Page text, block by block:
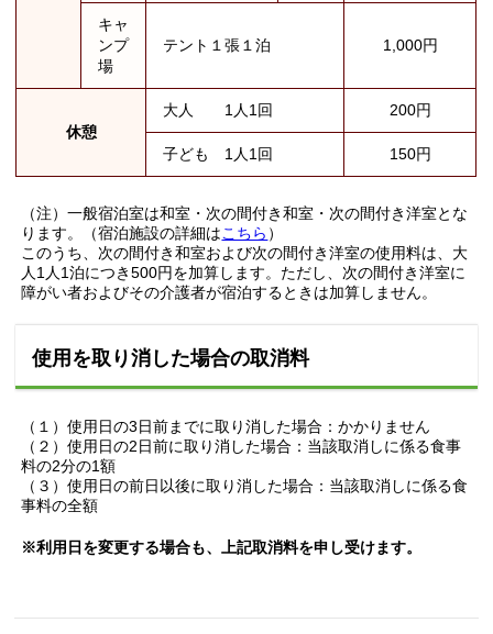
キャ
ンプ
場
テント１張１泊 1,000円
休憩
大人 1人1回 200円
子ども 1人1回 150円
（注）一般宿泊室は和室・次の間付き和室・次の間付き洋室とな
ります。（宿泊施設の詳細はこちら ）
このうち、次の間付き和室および次の間付き洋室の使用料は、大
人1人1泊につき500円を加算します。ただし、次の間付き洋室に
障がい者およびその介護者が宿泊するときは加算しません。
使用を取り消した場合の取消料
（１）使用日の3日前までに取り消した場合：かかりません
（２）使用日の2日前に取り消した場合：当該取消しに係る食事
料の2分の1額
（３）使用日の前日以後に取り消した場合：当該取消しに係る食
事料の全額
※利用日を変更する場合も、上記取消料を申し受けます。